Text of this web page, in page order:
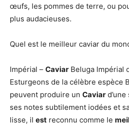
œufs, les pommes de terre, ou
plus audacieuses.
Quel est le meilleur caviar du
Impérial – Caviar Beluga Impérial
Esturgeons de la célèbre espèce
peuvent produire un Caviar
ses notes subtilement iodées et
lisse, il est reconnu comme le